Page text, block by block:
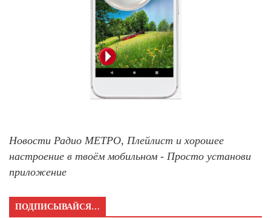
Новости Радио МЕТРО, Плейлист и хорошее
настроение в твоём мобильном - Просто установи
приложение
ПОДПИСЫВАЙСЯ…